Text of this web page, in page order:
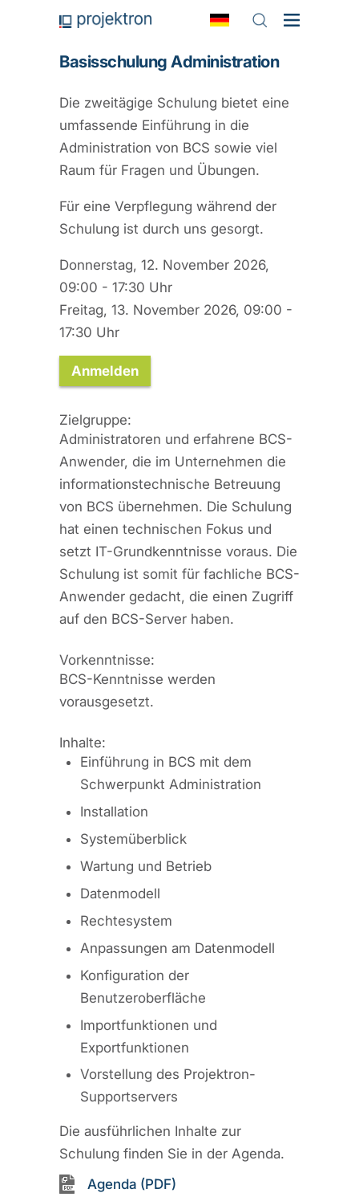
Basisschulung Administration
Die zweitägige Schulung bietet eine
umfassende Einführung in die
Administration von BCS sowie viel
Raum für Fragen und Übungen.
Für eine Verpflegung während der
Schulung ist durch uns gesorgt.
Donnerstag, 12. November 2026,
09:00 - 17:30 Uhr
Freitag, 13. November 2026, 09:00 -
17:30 Uhr
Anmelden
Zielgruppe:
Administratoren und erfahrene BCS-
Anwender, die im Unternehmen die
informationstechnische Betreuung
von BCS übernehmen. Die Schulung
hat einen technischen Fokus und
setzt IT-Grundkenntnisse voraus. Die
Schulung ist somit für fachliche BCS-
Anwender gedacht, die einen Zugriff
auf den BCS-Server haben.
Vorkenntnisse:
BCS-Kenntnisse werden
vorausgesetzt.
Inhalte:
Einführung in BCS mit dem
Schwerpunkt Administration
Installation
Systemüberblick
Wartung und Betrieb
Datenmodell
Rechtesystem
Anpassungen am Datenmodell
Konfiguration der
Benutzeroberfläche
Importfunktionen und
Exportfunktionen
Vorstellung des Projektron-
Supportservers
Die ausführlichen Inhalte zur
Schulung finden Sie in der Agenda.
Agenda (PDF)